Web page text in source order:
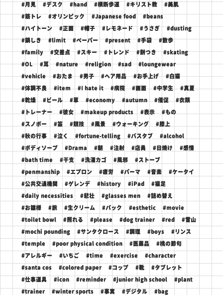
#月見 #デスク #hand #横断歩道 #キリスト教 #美肌
#筋トレ #オリンピック #Japanese food #beans
#ハイトーン #正面 #帽子 #レモネード #うさぎ #dusting
#鍋しき #limit #ペーパー #present #手袋 #散歩
#family #交差点 #スキー #トレンド #餅つき #skating
#OL #耳 #nature #religion #sad #loungewear
#vehicle #おたま #男子 #ヘア用品 #お手上げ #白猫
#体調不良 #item #I hate it #病院 #画面 #中学生 #真夏
#乾燥 #ビール #草 #economy #autumn #催促 #衣類
#トレーナー #彼女 #makeup products #表示 #もの
#スノボー #笛 #競技 #風景 #ウォーキング #膝上
#秋の行事 #泣く #fortune-telling #バスタブ #alcohol
#ボディソープ #Drama #朝 #注射 #店員 #日焼け #感情
#bath time #干支 #洗濯カゴ #風邪 #ストーブ
#penmanship #エプロン #疲労 #パーマ #音楽 #ケータイ
#公共交通機関 #ゲレンデ #history #iPad #猫足
#daily necessities #悲壮 #glasses men #詰め替え
#お雛様 #旅 #生クリーム #パック #esthetic #movie
#toilet bowl #照れる #please #dog trainer #red #雪山
#mochi pounding #サンタクロース #調理 #boys #リンス
#temple #poor physical condition #医薬品 #桃の節句
#アレルギー #いちご #time #exercise #character
#santa cos #colored paper #コップ #靴 #タブレット
#仕事道具 #icon #reminder #junior high school #plant
#trainer #winter sports #事実 #デジタル #bag